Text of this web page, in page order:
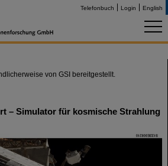
Telefonbuch Login English
von GSI bereitgestellt.
– Simulator für kosmische Strahlung